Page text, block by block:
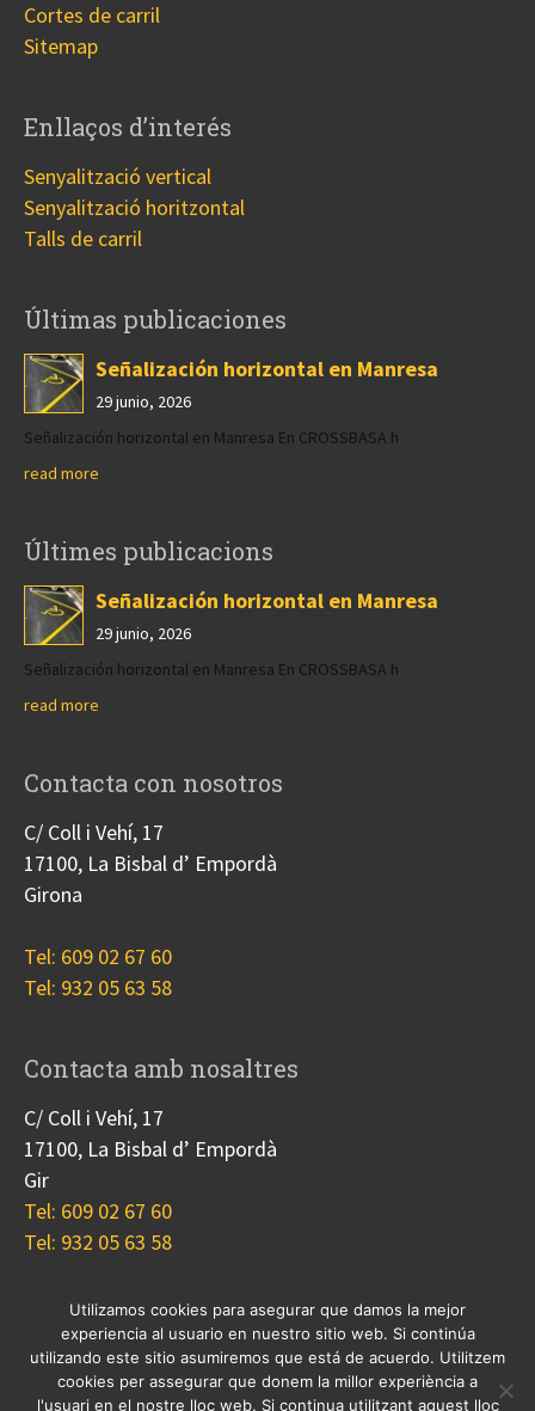
Cortes de carril
Sitemap
Enllaços d’interés
Senyalització vertical
Senyalització horitzontal
Talls de carril
Últimas publicaciones
Señalización horizontal en Manresa
29 junio, 2026
Señalización horizontal en Manresa En CROSSBASA h
read more
Últimes publicacions
Señalización horizontal en Manresa
29 junio, 2026
Señalización horizontal en Manresa En CROSSBASA h
read more
Contacta con nosotros
C/ Coll i Vehí, 17
17100, La Bisbal d’ Empordà
Girona
Tel: 609 02 67 60
Tel: 932 05 63 58
Contacta amb nosaltres
C/ Coll i Vehí, 17
17100, La Bisbal d’ Empordà
Gir
Tel: 609 02 67 60
Tel: 932 05 63 58
Nosotros Proyectos Blog
Contacto
Cookies
Utilizamos cookies para asegurar que damos la mejor
experiencia al usuario en nuestro sitio web. Si continúa
utilizando este sitio asumiremos que está de acuerdo. Utilitzem
cookies per assegurar que donem la millor experiència a
l'usuari en el nostre lloc web. Si continua utilitzant aquest lloc